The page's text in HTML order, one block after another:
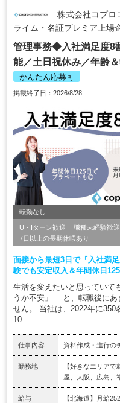
株式会社コプロ
ライム・名証プレミア上場
管理事務◆入社満足度8
能／土日祝休み／年齢
かんたん応募可
掲載終了日：2026/8/28
転勤なし
U・Iターン歓迎 職種未経験歓迎
7日以上の長期休暇あり
面接から最短3日で『入社満
験でも安定収入＆年間休日125
生活を変えたいと思っていて
うか不安」 …と、転職後にあ
せん。 当社は、2022年に350
10...
仕事内容 資料作成・進行の
勤務地
【好きなエリア
屋、大阪、広島、
給与
【北海道】月給